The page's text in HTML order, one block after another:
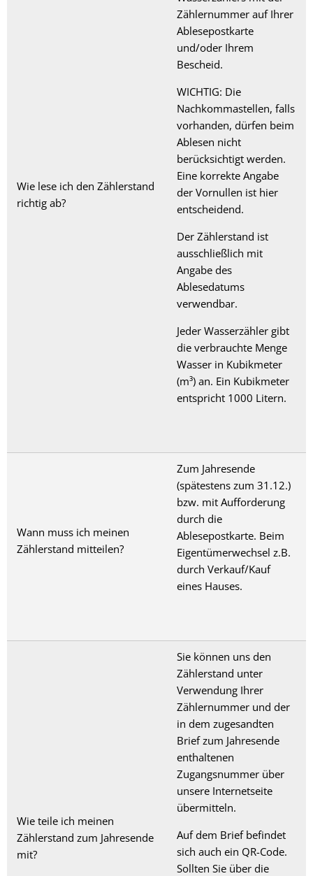
Wie lese ich den Zählerstand
richtig ab?
Zählernummer auf Ihrer
Ablesepostkarte
und/oder Ihrem
Bescheid.
WICHTIG: Die
Nachkommastellen, falls
vorhanden, dürfen beim
Ablesen nicht
berücksichtigt werden.
Eine korrekte Angabe
der Vornullen ist hier
entscheidend.
Der Zählerstand ist
ausschließlich mit
Angabe des
Ablesedatums
verwendbar.
Jeder Wasserzähler gibt
die verbrauchte Menge
Wasser in Kubikmeter
(m³) an. Ein Kubikmeter
entspricht 1000 Litern.
Wann muss ich meinen
Zählerstand mitteilen?
Zum Jahresende
(spätestens zum 31.12.)
bzw. mit Aufforderung
durch die
Ablesepostkarte. Beim
Eigentümerwechsel z.B.
durch Verkauf/Kauf
eines Hauses.
Wie teile ich meinen
Zählerstand zum Jahresende
mit?
Sie können uns den
Zählerstand unter
Verwendung Ihrer
Zählernummer und der
in dem zugesandten
Brief zum Jahresende
enthaltenen
Zugangsnummer über
unsere Internetseite
übermitteln.
Auf dem Brief befindet
sich auch ein QR-Code.
Sollten Sie über die